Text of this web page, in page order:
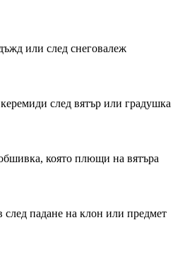
или след снеговалеж
след вятър или градушка
която плющи на вятъра
падане на клон или предмет